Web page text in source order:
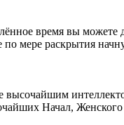
время вы можете
мере раскрытия
высочайшим
Начал,